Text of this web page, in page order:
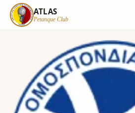
ATLAS
Petanque Club
Αρχική